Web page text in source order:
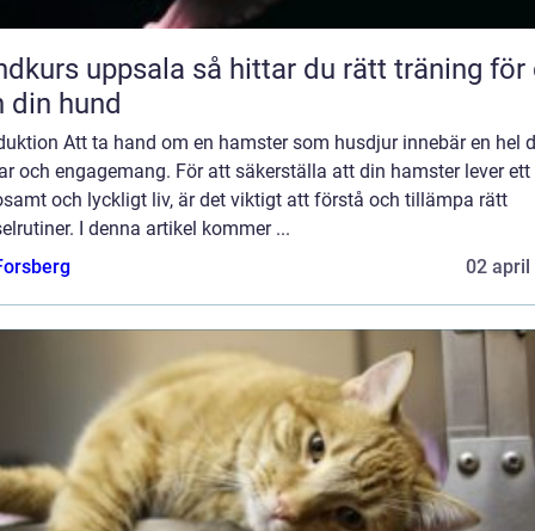
så hittar du rätt träning för dig
din hund
Att ta hand om en hamster som husdjur innebär en hel
och engagemang. För att säkerställa att din hamster lever ett
och lyckligt liv, är det viktigt att förstå och tillämpa rätt
I denna artikel kommer ...
02 april